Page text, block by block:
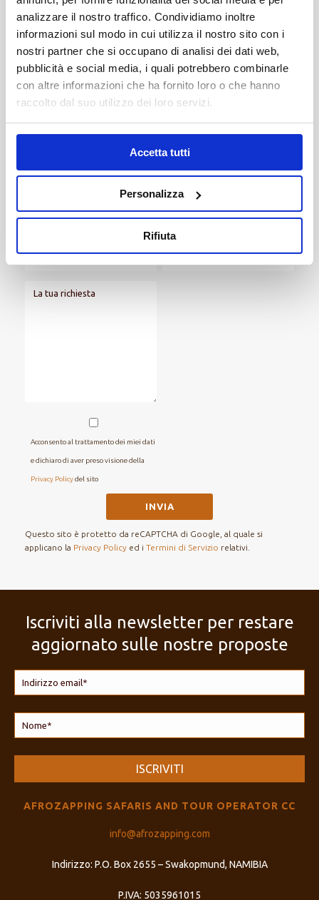
analizzare il nostro traffico. Condividiamo inoltre
informazioni sul modo in cui utilizza il nostro sito con i
nostri partner che si occupano di analisi dei dati web,
pubblicità e social media, i quali potrebbero combinarle
con altre informazioni che ha fornito loro o che hanno
raccolto dal suo utilizzo dei loro servizi.
Accetta tutti
Personalizza
Rifiuta
Vuoi scoprire di più sul fascino misterioso di
Luderitz e Kolmanskop?
Richiedi informazioni su questa
destinazione
Acconsento al trattamento dei miei dati
e dichiaro di aver preso visione della
Privacy Policydel sito
Questo sito è protetto da reCAPTCHA di Google, al quale si
applicano la Privacy Policy ed i Termini di Servizio relativi.
Iscriviti alla newsletter per restare
aggiornato sulle nostre proposte
AFROZAPPING SAFARIS AND TOUR OPERATOR CC
info@afrozapping.com
Indirizzo: P.O. Box 2655 – Swakopmund, NAMIBIA
P.IVA: 5035961015